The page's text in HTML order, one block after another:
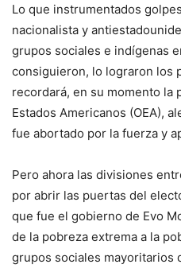
Lo que instrumentados
nacionalista y
grupos sociales e indígenas
consiguieron, lo lograron los
recordará, en su momento la
Estados Americanos (OEA),
fue abortado por la fuerza y
Pero ahora las divisiones
por abrir las puertas del
que fue el gobierno de Evo
de la pobreza extrema a la
grupos sociales mayoritarios